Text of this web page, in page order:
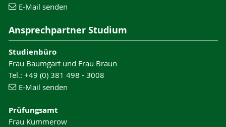
E-Mail senden
Ansprechpartner Studium
Studienbüro
Frau Baumgart und Frau Braun
Tel.: +49 (0) 381 498 - 3008
E-Mail senden
Prüfungsamt
Frau Kummerow